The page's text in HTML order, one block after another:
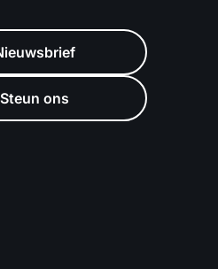
Steun ons